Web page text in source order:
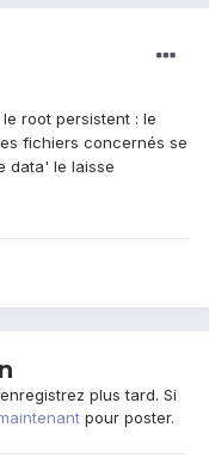
root persistent : le
fichiers concernés se
data' le laisse
plus tard. Si
pour poster.